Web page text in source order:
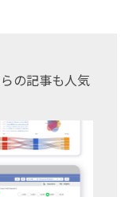
の記事も人気